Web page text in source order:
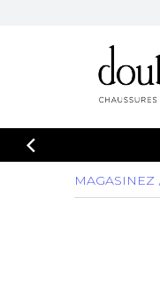
MAGASINEZ